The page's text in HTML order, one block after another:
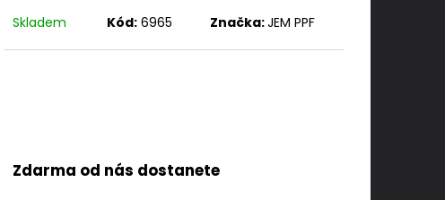
Skladem Kód: 6965 Značka:JEM PPF
Zdarma od nás dostanete